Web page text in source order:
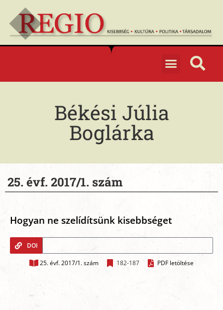
Békési Júlia
Boglárka
25. évf. 2017/1. szám
Hogyan ne szelídítsünk kisebbséget
DOI
25. évf. 2017/1. szám 182-187 PDF letöltése